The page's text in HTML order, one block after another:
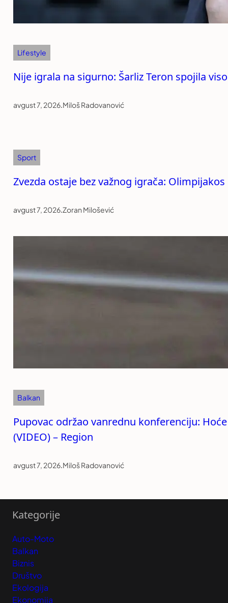
Lifestyle
Nije igrala na sigurno: Šarliz Teron spojila
avgust 7, 2026.Miloš Radovanović
Sport
Zvezda ostaje bez važnog igrača:
avgust 7, 2026.Zoran Milošević
Balkan
Pupovac održao vanrednu konferenciju:
(VIDEO) – Region
avgust 7, 2026.Miloš Radovanović
Kategorije
Auto-Moto
Balkan
Biznis
Društvo
Ekologija
Ekonomija